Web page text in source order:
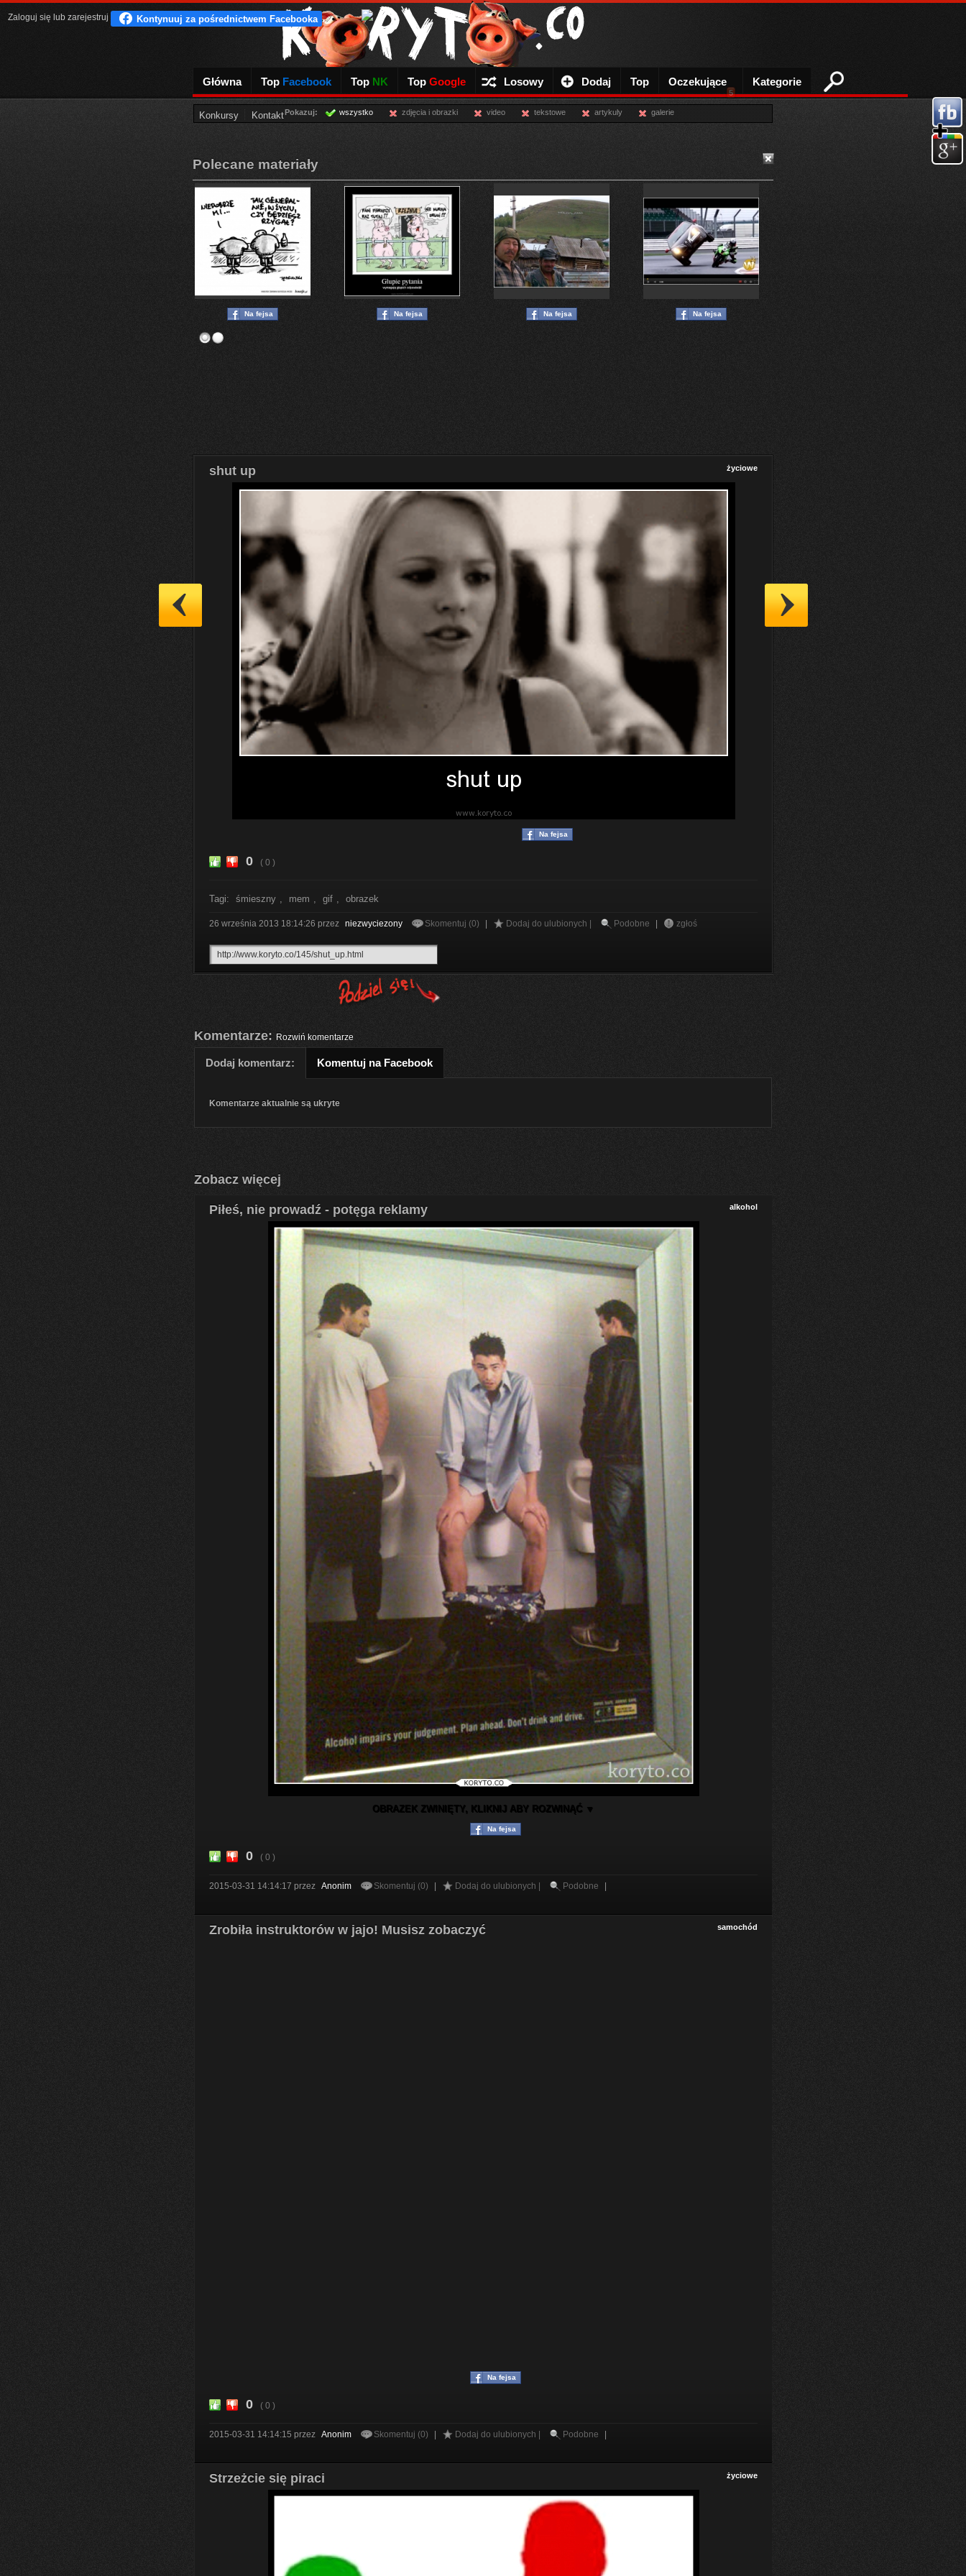
Główna Top Facebook Top NK Top Google Losowy Dodaj Top Oczekujące
5
Kategorie
Konkursy Kontakt
Zaloguj się lub zarejestruj
Pokazuj: wszystko zdjęcia i obrazki video tekstowe artykuly galerie
Polecane materiały
Na fejsa Na fejsa Na fejsa Na fejsa
życiowe
shut up
Na fejsa
0 ( 0 )
Tagi: śmieszny , mem , gif , obrazek
26 września 2013 18:14:26 przez niezwyciezony Skomentuj (0) Dodaj do ulubionych | Podobne zgłoś
Komentarze: Rozwiń komentarze
Dodaj komentarz: Komentuj na Facebook
Komentarze aktualnie są ukryte
Zobacz więcej
alkohol
Piłeś, nie prowadź - potęga reklamy
OBRAZEK ZWINIĘTY, KLIKNIJ ABY ROZWINĄĆ ▼
Na fejsa
0 ( 0 )
2015-03-31 14:14:17 przez Anonim Skomentuj (0) Dodaj do ulubionych | Podobne
samochód
Zrobiła instruktorów w jajo! Musisz zobaczyć
Na fejsa
0 ( 0 )
2015-03-31 14:14:15 przez Anonim Skomentuj (0) Dodaj do ulubionych | Podobne
życiowe
Strzeżcie się piraci